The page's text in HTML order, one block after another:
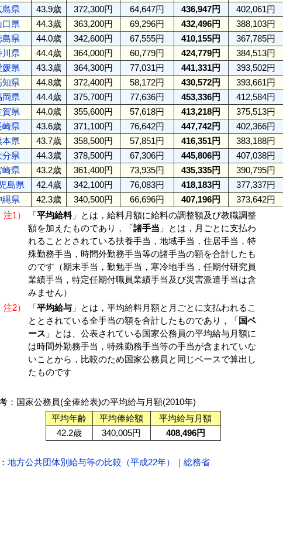
島県
43.9歳 372,300円 64,647円 436,947円
402,061円
口県
44.3歳 363,200円 69,296円 432,496円
388,103円
島県
44.0歳 342,600円 67,555円 410,155円
367,785円
川県
44.4歳 364,000円 60,779円 424,779円
384,513円
媛県
43.3歳 364,300円 77,031円 441,331円
393,502円
知県
44.8歳 372,400円 58,172円 430,572円
393,661円
岡県
44.4歳 375,700円 77,636円 453,336円
412,584円
賀県
44.0歳 355,600円 57,618円 413,218円
375,513円
崎県
43.6歳 371,100円 76,642円 447,742円
402,366円
本県
43.7歳 358,500円 57,851円 416,351円
383,188円
分県
44.3歳 378,500円 67,306円 445,806円
407,038円
崎県
43.2歳 361,400円 73,935円 435,335円
390,795円
島県
42.4歳 342,100円 76,083円 418,183円
377,337円
縄県
42.3歳 340,500円 66,696円 407,196円
373,642円
注1）
「平均給料」とは，給料月額に給料の調整額及び教職調整
額を加えたものであり，「諸手当 」とは，月ごとに支払わ
れることとされている扶養手当，地域手当，住居手当，特
殊勤務手当，時間外勤務手当等の諸手当の額を合計したも
のです（期末手当，勤勉手当，寒冷地手当，任期付研究員
業績手当，特定任期付職員業績手当及び災害派遣手当は含
みません）
注2）
「平均給与」とは，平均給料月額と月ごとに支払われるこ
ととされている全手当の額を合計したものであり，「国ベ
ース 」とは、公表されている国家公務員の平均給与月額に
は時間外勤務手当，特殊勤務手当等の手当が含まれていな
いことから，比較のため国家公務員と同じベースで算出し
たものです
：国家公務員(全俸給表)の平均給与月額(2010年)
平均年齢
平均俸給額
平均給与月額
42.2歳
340,005円 408,496円
地方公共団体別給与等の比較（平成22年）｜総務省